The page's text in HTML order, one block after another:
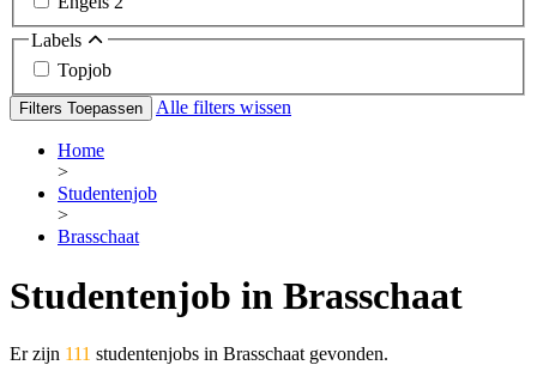
Labels
Topjob
Filters Toepassen Alle filters wissen
Home
>
Studentenjob
>
Brasschaat
Studentenjob in Brasschaat
Er zijn 111 studentenjobs in Brasschaat gevonden.